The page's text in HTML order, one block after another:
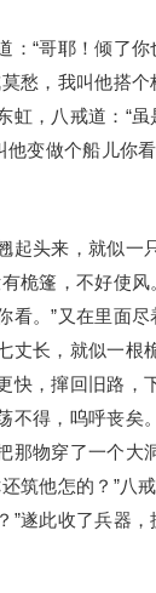
“哥耶！倾了你
愁，我叫他搭个
虹，八戒道：“虽
他变做个船儿你
头来，就似一
桅篷，不好使风
看。”又在里面
丈长，就似一根
快，撺回旧路，
不得，呜呼丧矣
那物穿了一个大
筑他怎的？”八
”遂此收了兵器